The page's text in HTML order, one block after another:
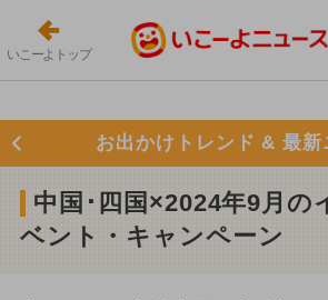
いこーよトップ
お出かけトレンド & 最新
中国･四国×2024年9月の
ベント・キャンペーン